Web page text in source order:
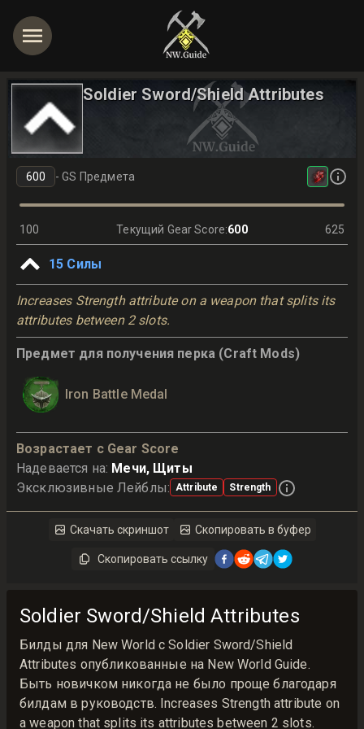
Soldier Sword/Shield Attributes
-GS Предмета
100 Текущий Gear Score:600 625
15 Силы
Increases Strength attribute on a weapon that splits its
attributes between 2 slots.
Предмет для получения перка (Craft Mods)
Iron Battle Medal
Возрастает с Gear Score
Надевается на: Мечи, Щиты
Эксклюзивные Лейблы: Attribute Strength
Скачать скриншот Скопировать в буфер
Скопировать ссылку
Soldier Sword/Shield Attributes
Билды для New World с Soldier Sword/Shield
Attributes опубликованные на New World Guide.
Быть новичком никогда не было проще благодаря
билдам в руководств. Increases Strength attribute on
a weapon that splits its attributes between 2 slots.